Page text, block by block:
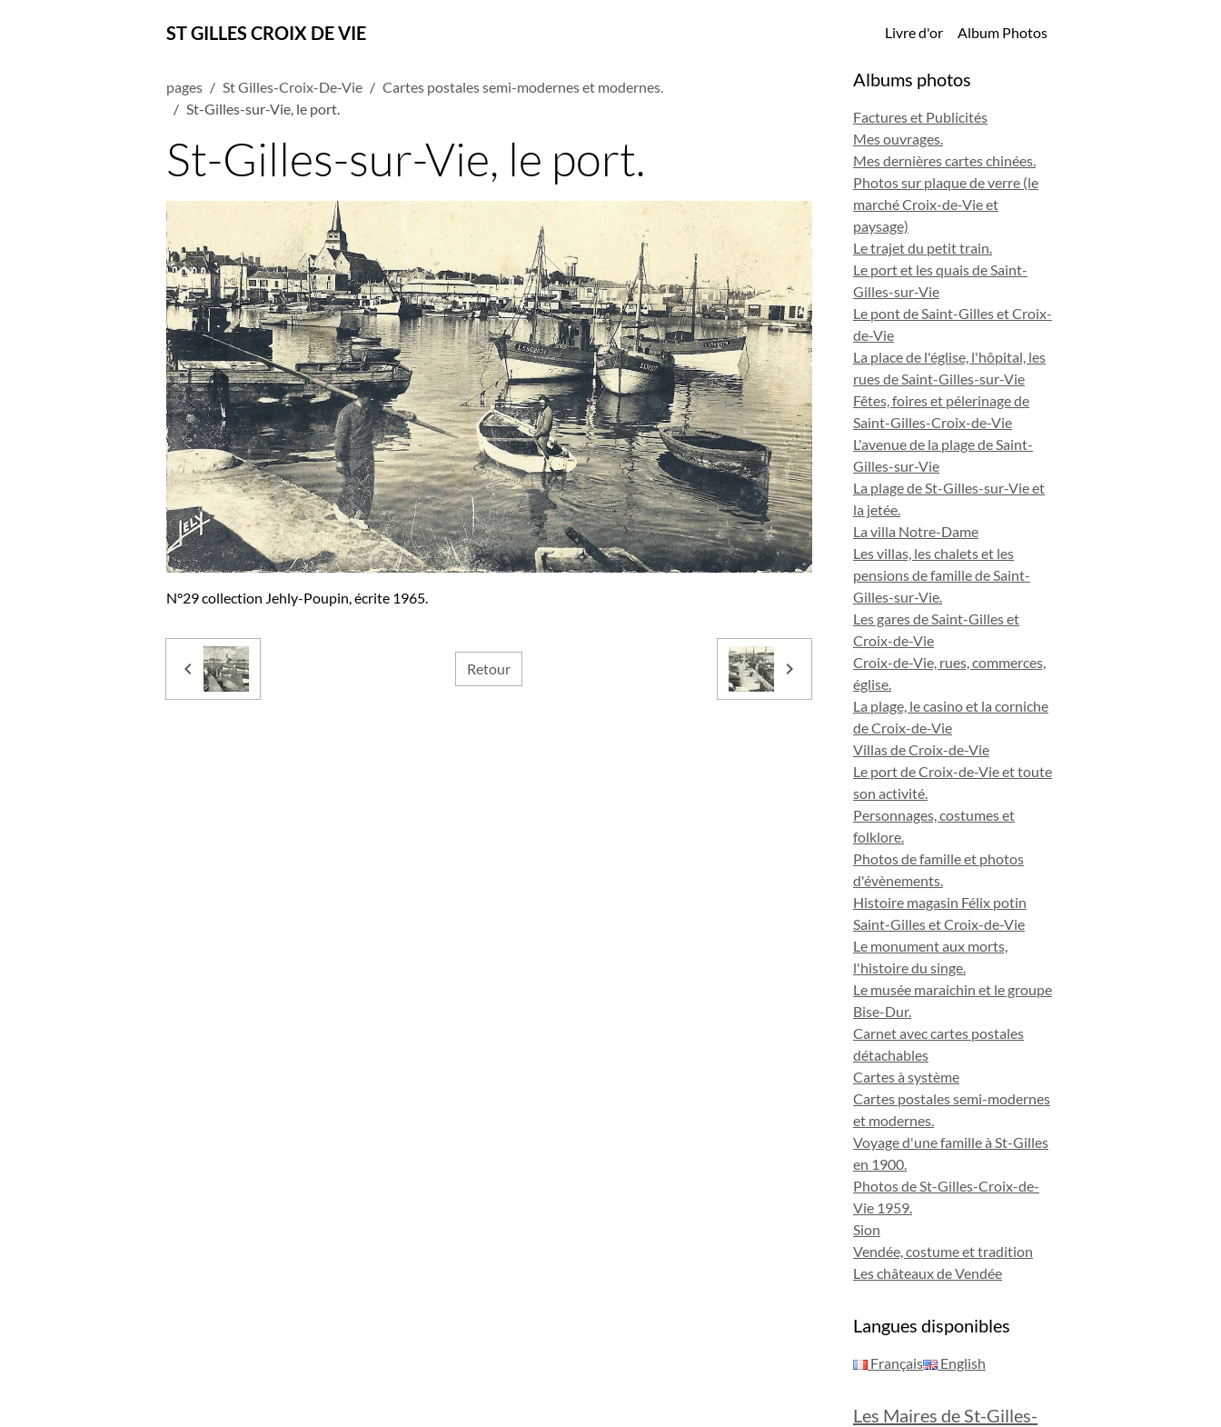
ST GILLES CROIX DE VIE Livre d'or Album Photos
pages St Gilles-Croix-De-Vie
Cartes postales semi-modernes et modernes.
St-Gilles-sur-Vie, le port.
St-Gilles-sur-Vie, le port.
N°29 collection Jehly-Poupin, écrite 1965.
Retour
Albums photos
Factures et Publicités
Mes ouvrages.
Mes dernières cartes chinées.
Photos sur plaque de verre (le
marché Croix-de-Vie et
paysage)
Le trajet du petit train.
Le port et les quais de Saint-
Gilles-sur-Vie
Le pont de Saint-Gilles et Croix-
de-Vie
La place de l'église, l'hôpital, les
rues de Saint-Gilles-sur-Vie
Fêtes, foires et pélerinage de
Saint-Gilles-Croix-de-Vie
L'avenue de la plage de Saint-
Gilles-sur-Vie
La plage de St-Gilles-sur-Vie et
la jetée.
La villa Notre-Dame
Les villas, les chalets et les
pensions de famille de Saint-
Gilles-sur-Vie.
Les gares de Saint-Gilles et
Croix-de-Vie
Croix-de-Vie, rues, commerces,
église.
La plage, le casino et la corniche
de Croix-de-Vie
Villas de Croix-de-Vie
Le port de Croix-de-Vie et toute
son activité.
Personnages, costumes et
folklore.
Photos de famille et photos
d'évènements.
Histoire magasin Félix potin
Saint-Gilles et Croix-de-Vie
Le monument aux morts,
l'histoire du singe.
Le musée maraichin et le groupe
Bise-Dur.
Carnet avec cartes postales
détachables
Cartes à système
Cartes postales semi-modernes
et modernes.
Voyage d'une famille à St-Gilles
en 1900.
Photos de St-Gilles-Croix-de-
Vie 1959.
Sion
Vendée, costume et tradition
Les châteaux de Vendée
Langues disponibles
Français English
Les Maires de St-Gilles-